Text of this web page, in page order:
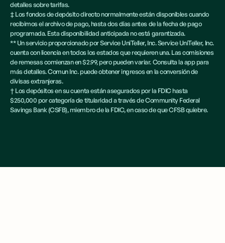
detalles sobre tarifas.
‡ Los fondos de depósito directo normalmente están disponibles cuando
recibimos el archivo de pago, hasta dos días antes de la fecha de pago
programada. Esta disponibilidad anticipada no está garantizada.
** Un servicio proporcionado por Service UniTeller, Inc. Service UniTeller, Inc.
cuenta con licencia en todos los estados que requieren una. Las comisiones
de remesas comienzan en $2.99, pero pueden variar. Consulta la app para
más detalles. Comun Inc. puede obtener ingresos en la conversión de
divisas extranjeras.
† Los depósitos en su cuenta están asegurados por la FDIC hasta
$250,000 por categoría de titularidad a través de Community Federal
Savings Bank (CSFB), miembro de la FDIC, en caso de que CFSB quiebre.